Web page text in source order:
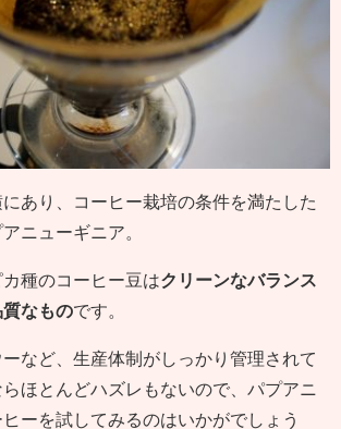
あり、コーヒー栽培の条件を満たした
ニューギニア。
種のコーヒー豆はクリーンなバランス
なものです。
など、生産体制がしっかり管理されて
ほとんどハズレもないので、パプアニ
ーを試してみるのはいかがでしょう